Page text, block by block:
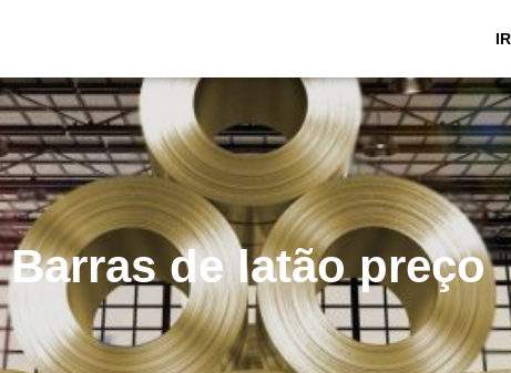
Barras de latão preço